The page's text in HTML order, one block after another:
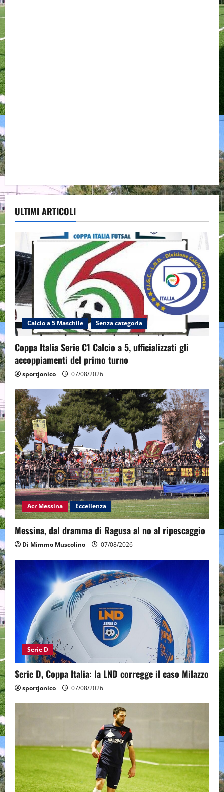
ULTIMI ARTICOLI
Calcio a 5 Maschile Senza categoria
Coppa Italia Serie C1 Calcio a 5, ufficializzati gli
accoppiamenti del primo turno
sportjonico 07/08/2026
Acr Messina Eccellenza
Messina, dal dramma di Ragusa al no al ripescaggio
Di Mimmo Muscolino 07/08/2026
Serie D
Serie D, Coppa Italia: la LND corregge il caso Milazzo
sportjonico 07/08/2026